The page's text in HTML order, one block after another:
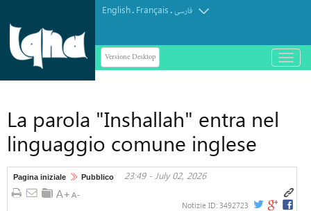
English. Français.فارسی
Versione Desktop
باز
و
La parola "Inshallah" entra nel
linguaggio comune inglese
Pagina iniziale Pubblico 23:49 - July 02, 2026
Notizie ID: 3492723